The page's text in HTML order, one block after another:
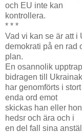
och EU inte kan
kontrollera.
* * *
Vad vi kan se är att i
demokrati på en rad
plan.
En osannolik
bidragen till
har genomförts i
enda ord emot
skickas han eller
hedsr och ära och i
en del fall sina